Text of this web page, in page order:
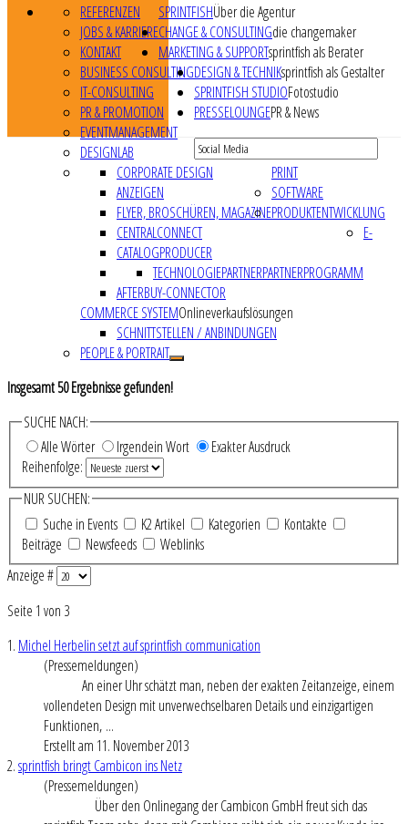
SPRINTFISHÜber die Agentur
REFERENZEN
JOBS & KARRIERE
KONTAKT
CHANGE & CONSULTINGdie changemaker
MARKETING & SUPPORTsprintfish als Berater
BUSINESS CONSULTING
IT-CONSULTING
PR & PROMOTION
EVENTMANAGEMENT
DESIGNLAB
DESIGN & TECHNIKsprintfish als Gestalter
PRINT
CORPORATE DESIGN
ANZEIGEN
FLYER, BROSCHÜREN, MAGAZINE
SOFTWARE
CENTRALCONNECT
CATALOGPRODUCER
PARTNERPROGRAMM
TECHNOLOGIEPARTNER
AFTERBUY-CONNECTOR
PRODUKTENTWICKLUNG
E-
COMMERCE SYSTEMOnlineverkaufslösungen
SCHNITTSTELLEN / ANBINDUNGEN
SPRINTFISH STUDIOFotostudio
PEOPLE & PORTRAIT
PRESSELOUNGEPR & News
Insgesamt50Ergebnisse gefunden!
SUCHE NACH:
Alle Wörter
Irgendein Wort
Exakter Ausdruck
Reihenfolge:
NUR SUCHEN:
Suche in Events
K2 Artikel Kategorien
Kontakte
Beiträge
Newsfeeds
Weblinks
Anzeige #
Seite 1 von 3
1. Michel Herbelin setzt auf sprintfish communication
(Pressemeldungen)
An einer Uhr schätzt man, neben der exakten Zeitanzeige, einem
vollendeten Design mit unverwechselbaren Details und einzigartigen
Funktionen, ...
Erstellt am 11. November 2013
2.sprintfish bringt Cambicon ins Netz
(Pressemeldungen)
Über den Onlinegang der Cambicon GmbH freut sich das